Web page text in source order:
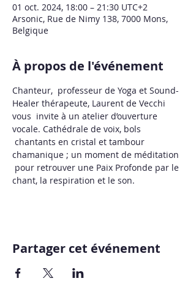
01 oct. 2024, 18:00 – 21:30 UTC+2
Arsonic, Rue de Nimy 138, 7000 Mons,
Belgique
À propos de l'événement
Chanteur,  professeur de Yoga et Sound-
Healer thérapeute, Laurent de Vecchi
vous  invite à un atelier d’ouverture
vocale. Cathédrale de voix, bols
chantants en cristal et tambour
chamanique ; un moment de méditation
pour retrouver une Paix Profonde par le
chant, la respiration et le son.
Partager cet événement